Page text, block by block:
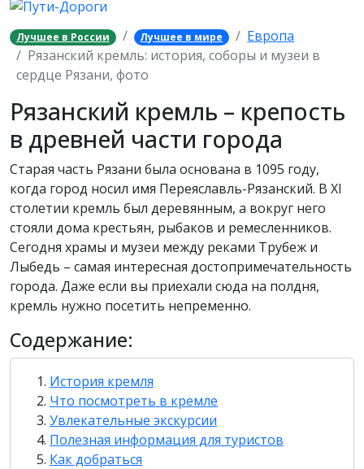
Лучшее в России Лучшее в мире
Европа
Рязанский кремль: история, соборы и музеи в
сердце Рязани, фото
Рязанский кремль – крепость
в древней части города
Старая часть Рязани была основана в 1095 году,
когда город носил имя Переяславль-Рязанский. В XI
столетии кремль был деревянным, а вокруг него
стояли дома крестьян, рыбаков и ремесленников.
Сегодня храмы и музеи между реками Трубеж и
Лыбедь – самая интересная достопримечательность
города. Даже если вы приехали сюда на полдня,
кремль нужно посетить непременно.
Содержание:
История кремля
Что посмотреть в кремле
Увлекательные экскурсии
Полезная информация для туристов
Как добраться